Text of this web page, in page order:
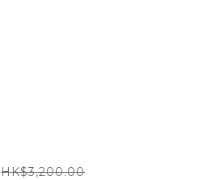
HK$3,200.00